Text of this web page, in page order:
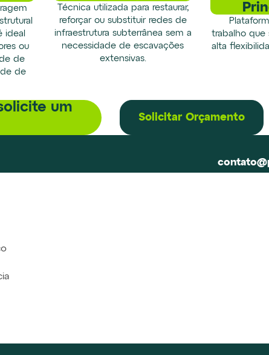
ideal
ou
de
de
Técnica utilizada para restaurar,
reforçar ou substituir redes de
infraestrutura subterrânea sem a
necessidade de escavações
extensivas.
trabalho que
alta
um
Solicitar Orçamento